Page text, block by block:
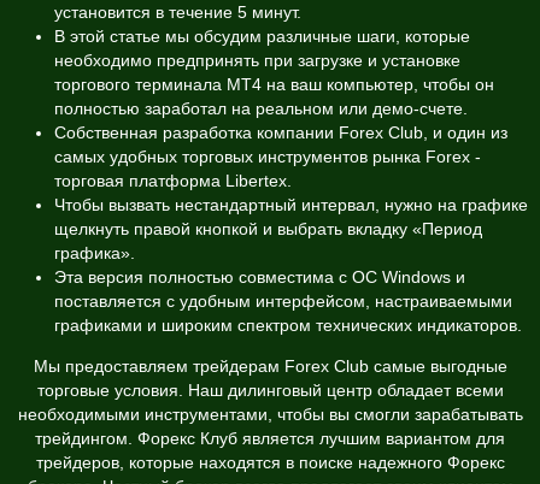
установится в течение 5 минут.
В этой статье мы обсудим различные шаги, которые
необходимо предпринять при загрузке и установке
торгового терминала MT4 на ваш компьютер, чтобы он
полностью заработал на реальном или демо-счете.
Собственная разработка компании Forex Club, и один из
самых удобных торговых инструментов рынка Forex -
торговая платформа Libertex.
Чтобы вызвать нестандартный интервал, нужно на графике
щелкнуть правой кнопкой и выбрать вкладку «Период
графика».
Эта версия полностью совместима с ОС Windows и
поставляется с удобным интерфейсом, настраиваемыми
графиками и широким спектром технических индикаторов.
Мы предоставляем трейдерам Forex Club самые выгодные
торговые условия. Наш дилинговый центр обладает всеми
необходимыми инструментами, чтобы вы смогли зарабатывать
трейдингом. Форекс Клуб является лучшим вариантом для
трейдеров, которые находятся в поиске надежного Форекс